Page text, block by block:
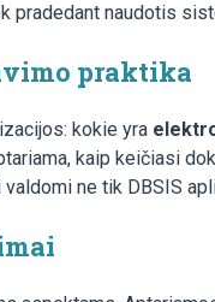
naudotis
praktika
kokie yra
kaip keičiasi
ne tik DBSIS